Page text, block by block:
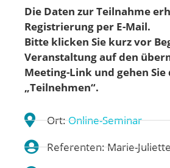
Die Daten zur Teilnahme
Registrierung per E-Mail.
Bitte klicken Sie kurz vor
Veranstaltung auf den
Meeting-Link und gehen Sie
„Teilnehmen“.
Ort:Online-Seminar
Referenten: Marie-